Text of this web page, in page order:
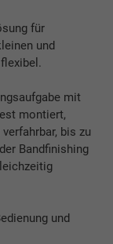
für
und
mit
montiert,
bis zu
Bandfinishing
und